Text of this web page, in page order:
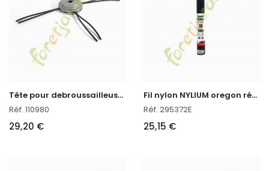
T
ête pour debroussailleuse nylon Aluminium oregon réf : 110980
Réf. 110980
29,20 €
F
il nylon NYLIUM oregon réf : 295372E
Réf. 295372E
25,15 €